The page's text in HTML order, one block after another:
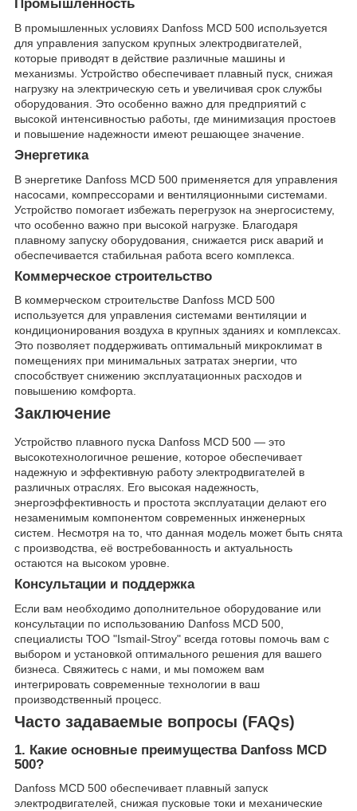
Промышленность
В промышленных условиях Danfoss MCD 500 используется
для управления запуском крупных электродвигателей,
которые приводят в действие различные машины и
механизмы. Устройство обеспечивает плавный пуск, снижая
нагрузку на электрическую сеть и увеличивая срок службы
оборудования. Это особенно важно для предприятий с
высокой интенсивностью работы, где минимизация простоев
и повышение надежности имеют решающее значение.
Энергетика
В энергетике Danfoss MCD 500 применяется для управления
насосами, компрессорами и вентиляционными системами.
Устройство помогает избежать перегрузок на энергосистему,
что особенно важно при высокой нагрузке. Благодаря
плавному запуску оборудования, снижается риск аварий и
обеспечивается стабильная работа всего комплекса.
Коммерческое строительство
В коммерческом строительстве Danfoss MCD 500
используется для управления системами вентиляции и
кондиционирования воздуха в крупных зданиях и комплексах.
Это позволяет поддерживать оптимальный микроклимат в
помещениях при минимальных затратах энергии, что
способствует снижению эксплуатационных расходов и
повышению комфорта.
Заключение
Устройство плавного пуска Danfoss MCD 500 — это
высокотехнологичное решение, которое обеспечивает
надежную и эффективную работу электродвигателей в
различных отраслях. Его высокая надежность,
энергоэффективность и простота эксплуатации делают его
незаменимым компонентом современных инженерных
систем. Несмотря на то, что данная модель может быть снята
с производства, её востребованность и актуальность
остаются на высоком уровне.
Консультации и поддержка
Если вам необходимо дополнительное оборудование или
консультации по использованию Danfoss MCD 500,
специалисты ТОО "Ismail-Stroy" всегда готовы помочь вам с
выбором и установкой оптимального решения для вашего
бизнеса. Свяжитесь с нами, и мы поможем вам
интегрировать современные технологии в ваш
производственный процесс.
Часто задаваемые вопросы (FAQs)
1. Какие основные преимущества Danfoss MCD
500?
Danfoss MCD 500 обеспечивает плавный запуск
электродвигателей, снижая пусковые токи и механические